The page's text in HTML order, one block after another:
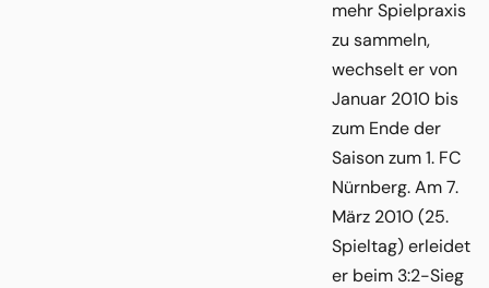
mehr Spielpraxis
zu sammeln,
wechselt er von
Januar 2010 bis
zum Ende der
Saison zum 1. FC
Nürnberg. Am 7.
März 2010 (25.
Spieltag) erleidet
er beim 3:2-Sieg